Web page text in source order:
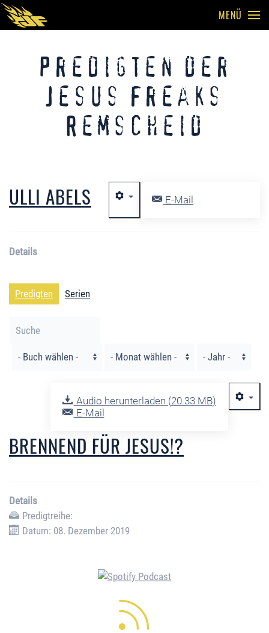
MENÜ
Predigten der
Jesus Freaks
Remscheid
E-Mail
ULLI ABELS
Details
Predigten Serien
Filter
Audio herunterladen (20.33 MB)
E-Mail
BRENNEND FÜR JESUS!?
Details
Predigtreihe:
Datum: 08. Dezember 2019